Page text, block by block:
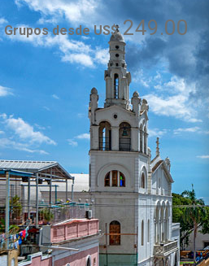
Grupos desde US$249.00